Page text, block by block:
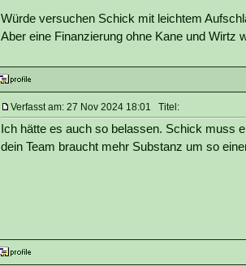
Würde versuchen Schick mit leichtem
Aber eine Finanzierung ohne Kane und Wirtz
Verfasst am: 27 Nov 2024 18:01 Titel:
Ich hätte es auch so belassen. Schick muss
dein Team braucht mehr Substanz um so